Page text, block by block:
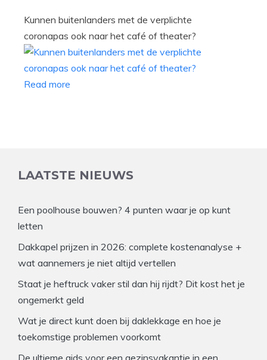
Kunnen buitenlanders met de verplichte
coronapas ook naar het café of theater?
Read more
LAATSTE NIEUWS
Een poolhouse bouwen? 4 punten waar je op kunt
letten
Dakkapel prijzen in 2026: complete kostenanalyse +
wat aannemers je niet altijd vertellen
Staat je heftruck vaker stil dan hij rijdt? Dit kost het je
ongemerkt geld
Wat je direct kunt doen bij daklekkage en hoe je
toekomstige problemen voorkomt
De ultieme gids voor een gezinsvakantie in een